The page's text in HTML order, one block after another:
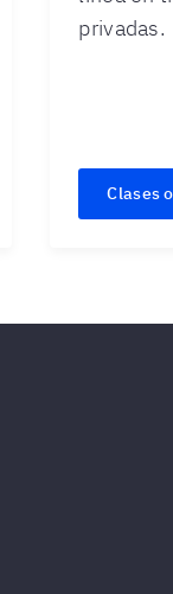
privadas.
Clases